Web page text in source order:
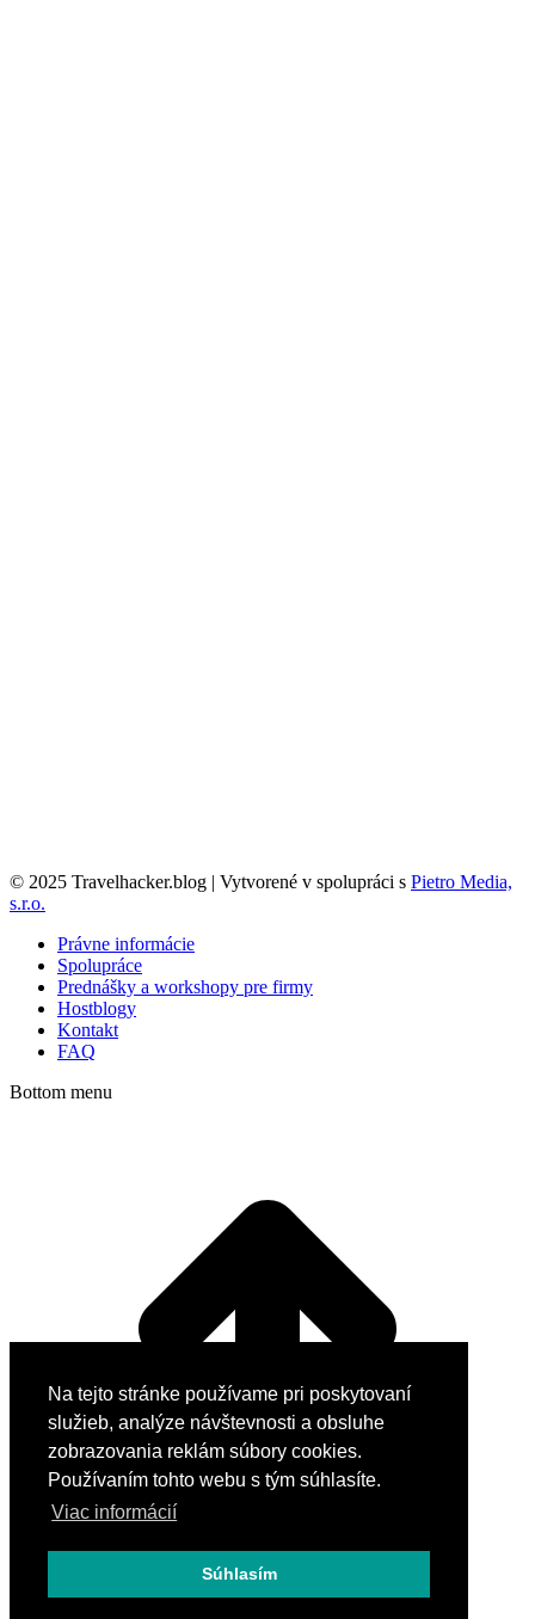
Na tejto stránke používame pri poskytovaní
služieb, analýze návštevnosti a obsluhe
zobrazovania reklám súbory cookies.
Používaním tohto webu s tým súhlasíte.
Viac informácií
Súhlasím
© 2025 Travelhacker.blog | Vytvorené v spolupráci s Pietro Media,
s.r.o.
Právne informácie
Spolupráce
Prednášky a workshopy pre firmy
Hostblogy
Kontakt
FAQ
Bottom menu